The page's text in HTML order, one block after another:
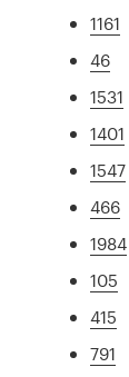
1161
46
1531
1401
1547
466
1984
105
415
791